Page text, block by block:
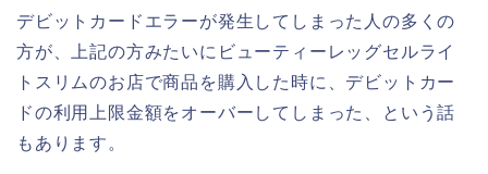
デビットカードエラーが発生してしまった人の多くの
方が、上記の方みたいにビューティーレッグセルライ
トスリムのお店で商品を購入した時に、デビットカー
ドの利用上限金額をオーバーしてしまった、という話
もあります。